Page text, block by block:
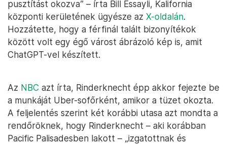
pusztítást okozva” – írta Bill Essayli, Kalifornia
központi kerületének ügyésze az X-oldalán.
Hozzátette, hogy a férfinál talált bizonyítékok
között volt egy égő várost ábrázoló kép is, amit
ChatGPT-vel készített.
Az NBC azt írta, Rinderknecht épp akkor fejezte be
a munkáját Uber-sofőrként, amikor a tüzet okozta.
A feljelentés szerint két korábbi utasa azt mondta a
rendőröknek, hogy Rinderknecht – aki korábban
Pacific Palisadesben lakott – „izgatottnak és